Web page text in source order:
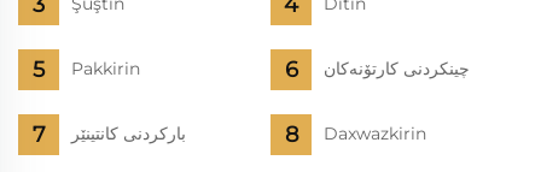
Pakkirin چینکردنی کارتۆنەکان
بارکردنی کانتینێر Daxwazkirin